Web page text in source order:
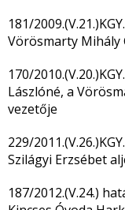
181/
Vörösmarty Mihály
170/
Lászlóné, a
vezetője
229/
Szilágyi Erzsébet
187/